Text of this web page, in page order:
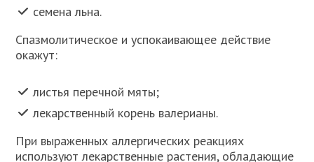
семена льна.
Спазмолитическое и успокаивающее действие
окажут:
листья перечной мяты;
лекарственный корень валерианы.
При выраженных аллергических реакциях
используют лекарственные растения, обладающие